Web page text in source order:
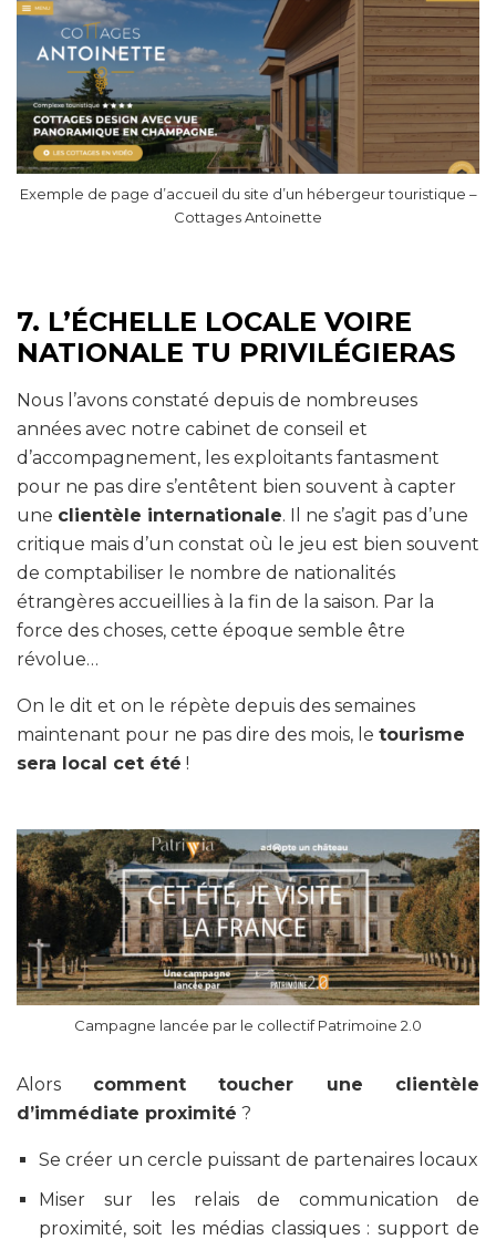
Exemple de page d’accueil du site d’un hébergeur touristique –
Cottages Antoinette
7. L’ÉCHELLE LOCALE VOIRE
NATIONALE TU PRIVILÉGIERAS
Nous l’avons constaté depuis de nombreuses
années avec notre cabinet de conseil et
d’accompagnement, les exploitants fantasment
pour ne pas dire s’entêtent bien souvent à capter
une clientèle internationale. Il ne s’agit pas d’une
critique mais d’un constat où le jeu est bien souvent
de comptabiliser le nombre de nationalités
étrangères accueillies à la fin de la saison. Par la
force des choses, cette époque semble être
révolue…
On le dit et on le répète depuis des semaines
maintenant pour ne pas dire des mois, le tourisme
sera local cet été !
Campagne lancée par le collectif Patrimoine 2.0
Alors comment toucher une clientèle
d’immédiate proximité ?
Se créer un cercle puissant de partenaires locaux
Miser sur les relais de communication de
proximité, soit les médias classiques : support de